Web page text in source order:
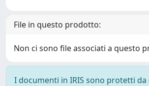
File in questo prodotto:
Non ci sono file associati a questo
I documenti in IRIS sono protetti